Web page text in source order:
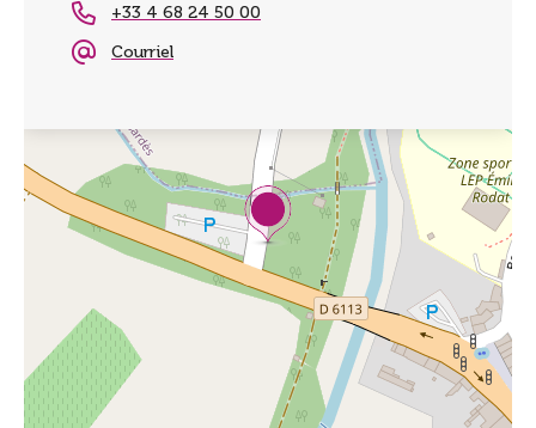
+33 4 68 24 50 00
Courriel